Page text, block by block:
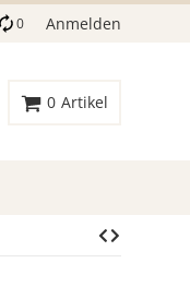
0 Anmelden
0 Artikel